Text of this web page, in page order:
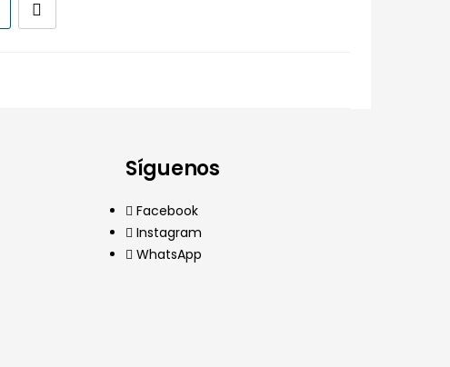
Síguenos
Facebook
Instagram
WhatsApp